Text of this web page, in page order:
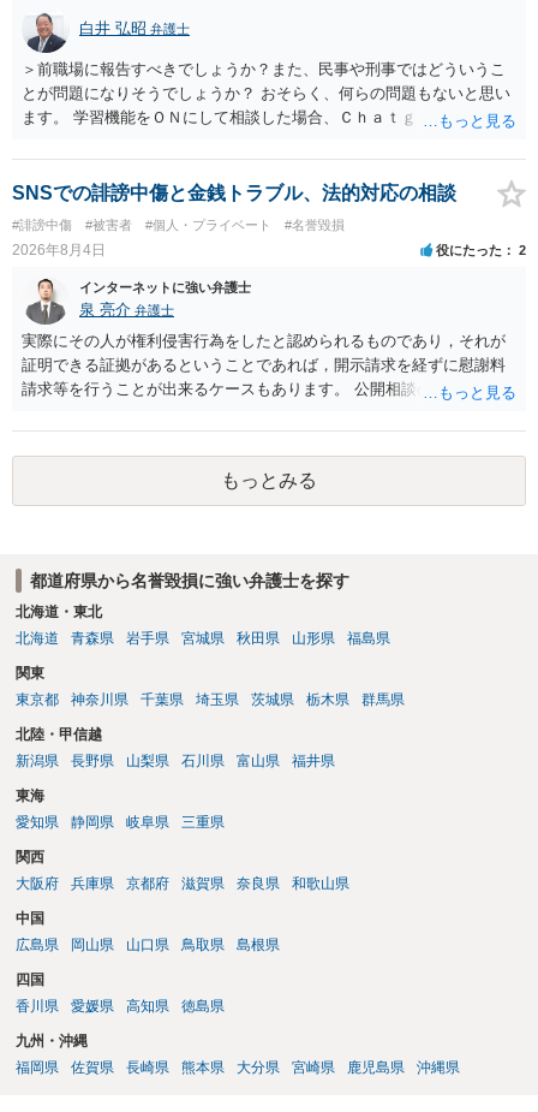
白井 弘昭 弁護士
＞前職場に報告すべきでしょうか？また、民事や刑事ではどういうこ
とが問題になりそうでしょうか？ おそらく、何らの問題もないと思い
ます。 学習機能をＯＮにして相談した場合、Ｃｈａｔｇｐｔがｏｐｅ
する可能性がありますが、個人名や会社名を特定していない限り、一
般論として抽象化されて回答に織り込まれる可能性が生じるにすぎま
せんので、その情報自体が、秘密情報に当たるとは思えませんし、名
誉棄損として、個人や会社に対する誹謗中傷の不特定多数への公開に
当たるとも思われません。 もちろん、誰がその内容をｃｈａｔｇｐｔ
に入力したかも第三者にしられることはないので、個人や会社の特定
をせずに書き込んだことで（おそらく特定して書き込んだとして
も）、相談者さんが刑事民事の責任に問われることはないでしょう。
私見ながらご参考まで。
SNSでの誹謗中傷と金銭トラブル、法的対応の相談
#誹謗中傷 #被害者 #個人・プライベート #名誉毀損
2026年8月4日 役にたった 2
インターネットに強い弁護士
泉 亮介 弁護士
実際にその人が権利侵害行為をしたと認められるものであり，それが
証明できる証拠があるということであれば，開示請求を経ずに慰謝料
請求等を行うことが出来るケースもあります。 公開相談の場では回答
に個別に相談されると良いでしょう。
もっとみる
都道府県から名誉毀損に強い弁護士を探す
北海道・東北
北海道
青森県 岩手県 宮城県 秋田県 山形県 福島県
関東
東京都
神奈川県 千葉県 埼玉県 茨城県 栃木県 群馬県
北陸・甲信越
新潟県
長野県 山梨県 石川県 富山県 福井県
東海
愛知県
静岡県 岐阜県 三重県
関西
大阪府
兵庫県 京都府 滋賀県 奈良県 和歌山県
中国
広島県
岡山県 山口県 鳥取県 島根県
四国
香川県
愛媛県 高知県 徳島県
九州・沖縄
福岡県
佐賀県 長崎県 熊本県 大分県 宮崎県 鹿児島県 沖縄県